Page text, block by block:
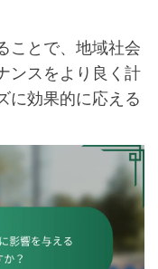
ことで、地域社会
ンスをより良く計
に効果的に応える